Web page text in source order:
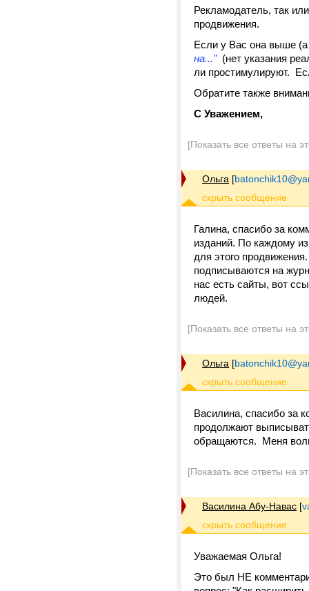
Рекламодатель, так
продвижения.
Если у Вас она выше (а
на..." (нет указания
ли простимулируют.
Обратите также
С Уважением,
[Показать все ответы на
Ольга [
Галина, спасибо за
изданий. По каждому
для этого
подписываются на
нас есть сайты, вот
людей.
[Показать все ответы на
Ольга [
Василина, спасибо за
продолжают
обращаются. Меня
[Показать все ответы на
Василина Абу-Навас [
Уважаемая Ольга!
Это был НЕ